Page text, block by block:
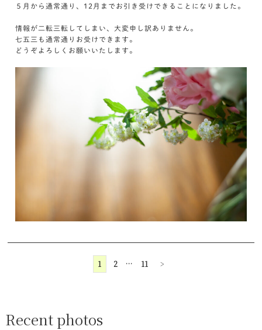
５月から通常通り、12月までお引き受けできることになりました。
情報が二転三転してしまい、大変申し訳ありません。
七五三も通常通りお受けできます。
どうぞよろしくお願いいたします。
1 2 … 11 >
Recent photos